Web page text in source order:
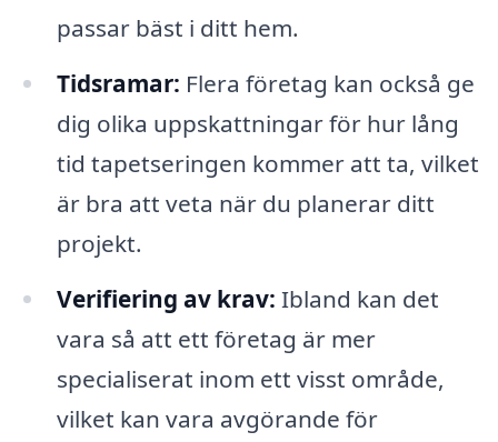
passar bäst i ditt hem.
Tidsramar: Flera företag kan också ge
dig olika uppskattningar för hur lång
tid tapetseringen kommer att ta, vilket
är bra att veta när du planerar ditt
projekt.
Verifiering av krav: Ibland kan det
vara så att ett företag är mer
specialiserat inom ett visst område,
vilket kan vara avgörande för